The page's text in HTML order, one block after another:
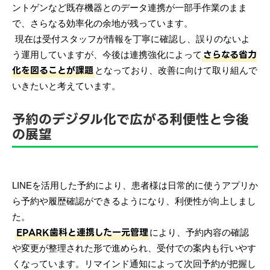
ントゲンなど既存機器とのデータ連携が一部手作業のまま
で、さらなる効率化の余地が残っています。
現在は受付スタッフが情報を丁寧に確認し、誤りのないよ
う運用していますが、今後は連携強化によって さらなる省力
化を図ることが課題 となっており、改善に向けて取り組んで
いきたいと考えています。
予約のデジタル化で広がる利便性と今後
の展望
LINEを活用した予約により、患者様は日常的に使うアプリか
ら予約や履歴確認ができるようになり、利便性が向上しまし
た。
EPARK歯科と連携した一元管理により、予約内容の確認
や変更が整理された形で進められ、受付での案内も行いやす
くなっています。リマインド通知によって次回予約が把握し